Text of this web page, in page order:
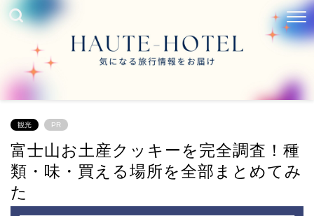
観光 PR
富士山お土産クッキーを完全調査！種
類・味・買える場所を全部まとめてみ
た